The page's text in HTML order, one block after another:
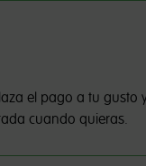
el pago a tu gusto
cuando quieras.